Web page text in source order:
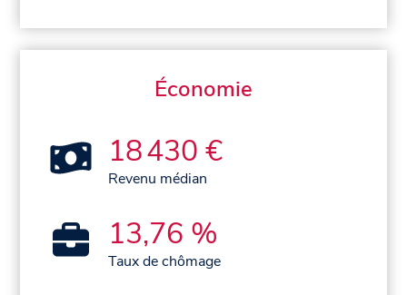
Économie
18 430 €
Revenu médian
13,76 %
Taux de chômage